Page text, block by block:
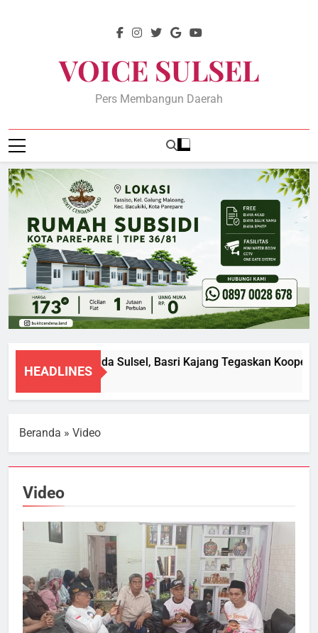
VOICE SULSEL
Pers Membangun Daerah
HEADLINES
Diperiksa Polda Sulsel, Basri Kajang Tegaskan Kooperatif
8 Agustus 2026
Beranda » Video
Video